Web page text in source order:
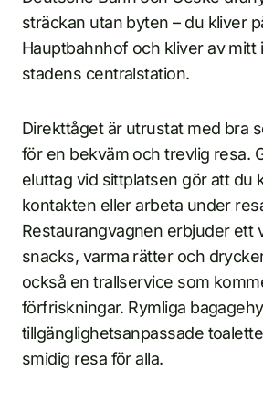
sträckan utan byten – du kliver
Hauptbahnhof och kliver av mitt
stadens centralstation.
Direkttåget är utrustat med bra
för en bekväm och trevlig resa.
eluttag vid sittplatsen gör att du
kontakten eller arbeta under
Restaurangvagnen erbjuder ett
snacks, varma rätter och
också en trallservice som
förfriskningar. Rymliga
tillgänglighetsanpassade
smidig resa för alla.